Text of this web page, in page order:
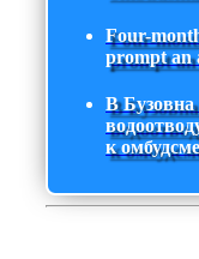
Four-
prompt an
В
к